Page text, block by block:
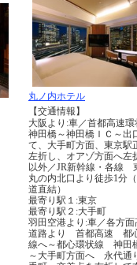
丸ノ内ホテル
【交通情報】
大阪より:車／首都高速環
神田橋～神田橋ＩＣ～出
て、大手町方面、東京駅
左折し、オアゾ方面へ左
以外／JR新幹線・各線
丸の内北口より徒歩1分
道直結）
最寄り駅１:東京
最寄り駅２:大手町
羽田空港より:車／各方面
道路より 首都高速 都
線へ～都心環状線 神田
～大手町方面へ 永代通